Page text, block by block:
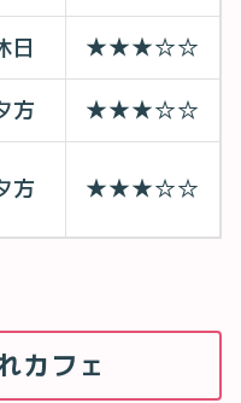
日 ★★★☆☆
方 ★★★☆☆
方 ★★★☆☆
カフェ